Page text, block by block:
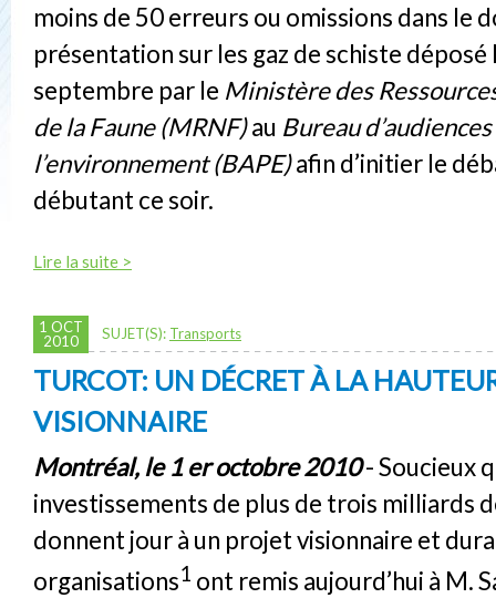
moins de 50 erreurs ou omissions dans le
présentation sur les gaz de schiste déposé
septembre par le Ministère des
de la Faune (MRNF)au Bureau
l’environnement (BAPE)afin d’initier le
débutant ce soir.
Lire la suite >
1 OCT
2010
SUJET(S): Transports
TURCOT: UN DÉCRET À LA
VISIONNAIRE
Montréal, le 1 er octobre 2010- Soucieux
investissements de plus de trois milliards
donnent jour à un projet visionnaire et
organisations1 ont remis aujourd’hui à M.